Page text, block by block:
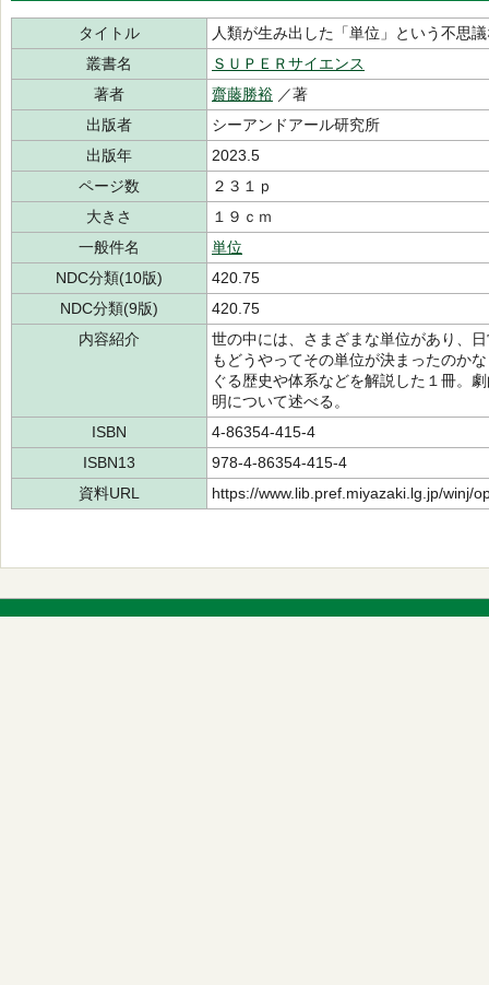
タイトル
人類が生み出した「単位」という不思
叢書名
ＳＵＰＥＲサイエンス
著者
齋藤勝裕 ／著
出版者
シーアンドアール研究所
出版年
2023.5
ページ数
２３１ｐ
大きさ
１９ｃｍ
一般件名
単位
NDC分類(10版)
420.75
NDC分類(9版)
420.75
内容紹介
世の中には、さまざまな単位があり、
もどうやってその単位が決まったのか
ぐる歴史や体系などを解説した１冊。
明について述べる。
ISBN
4-86354-415-4
ISBN13
978-4-86354-415-4
資料URL
https://www.lib.pref.miyazaki.lg.jp/winj/